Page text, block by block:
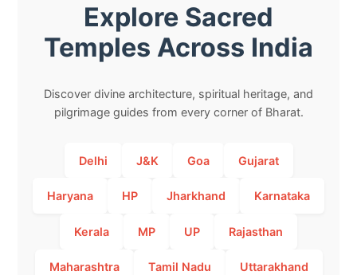
Explore Sacred
Temples Across India
Discover divine architecture, spiritual heritage, and
pilgrimage guides from every corner of Bharat.
Delhi J&K Goa Gujarat
Haryana HP Jharkhand Karnataka
Kerala MP UP Rajasthan
Maharashtra Tamil Nadu Uttarakhand